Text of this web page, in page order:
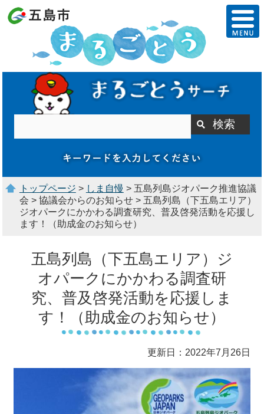
トップページ > しま自慢 > 五島列島ジオパーク推進協議
会 > 協議会からのお知らせ > 五島列島（下五島エリア）
ジオパークにかかわる調査研究、普及啓発活動を応援し
ます！（助成金のお知らせ）
五島列島（下五島エリア）ジ
オパークにかかわる調査研
究、普及啓発活動を応援しま
す！（助成金のお知らせ）
更新日：2022年7月26日